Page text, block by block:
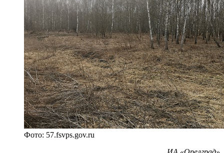
Фото: 57.fsvps.gov.ru